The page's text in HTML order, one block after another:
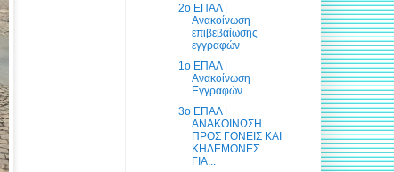
2ο ΕΠΑΛ |
Ανακοίνωση
επιβεβαίωσης
εγγραφών
1ο ΕΠΑΛ |
Ανακοίνωση
Εγγραφών
3ο ΕΠΑΛ |
ΑΝΑΚΟΙΝΩΣΗ
ΠΡΟΣ ΓΟΝΕΙΣ ΚΑΙ
ΚΗΔΕΜΟΝΕΣ
ΓΙΑ...